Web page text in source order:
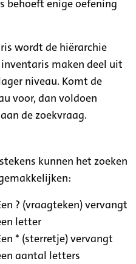
behoeft enige oefening
wordt de hiërarchie
maken deel uit
niveau. Komt de
voor, dan voldoen
de zoekvraag.
kunnen het zoeken
? (vraagteken) vervangt
letter
* (sterretje) vervangt
aantal letters